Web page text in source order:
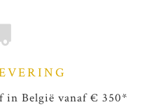
in België vanaf € 350*